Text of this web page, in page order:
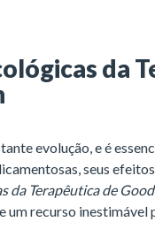
da
evolução, e é
seus
da Terapêutica de
recurso inestimável